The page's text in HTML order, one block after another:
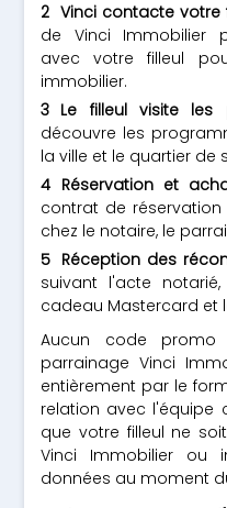
Vinci contacte votre
de Vinci Immobilier
avec votre filleul
immobilier.
Le filleul visite les
découvre les
la ville et le quartier de
Réservation et
contrat de
chez le notaire, le
Réception des
suivant l'acte
cadeau Mastercard et
Aucun code
parrainage Vinci
entièrement par le
relation avec l'équipe
que votre filleul ne
Vinci Immobilier ou
données au moment